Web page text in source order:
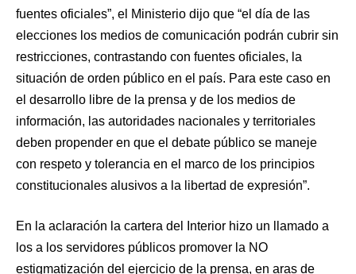
fuentes oficiales”, el Ministerio dijo que “el día de las
elecciones los medios de comunicación podrán cubrir sin
restricciones, contrastando con fuentes oficiales, la
situación de orden público en el país. Para este caso en
el desarrollo libre de la prensa y de los medios de
información, las autoridades nacionales y territoriales
deben propender en que el debate público se maneje
con respeto y tolerancia en el marco de los principios
constitucionales alusivos a la libertad de expresión”.
En la aclaración la cartera del Interior hizo un llamado a
los a los servidores públicos promover la NO
estigmatización del ejercicio de la prensa, en aras de